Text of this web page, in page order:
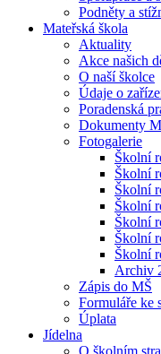
Podněty a
Mateřská škola
Aktuality
Akce našich
O naší školce
Údaje o
Poradenská
Dokumenty
Fotogalerie
Školní
Školní
Školní
Školní
Školní
Školní
Školní
Archiv
Zápis do MŠ
Formuláře ke
Úplata
Jídelna
O školním